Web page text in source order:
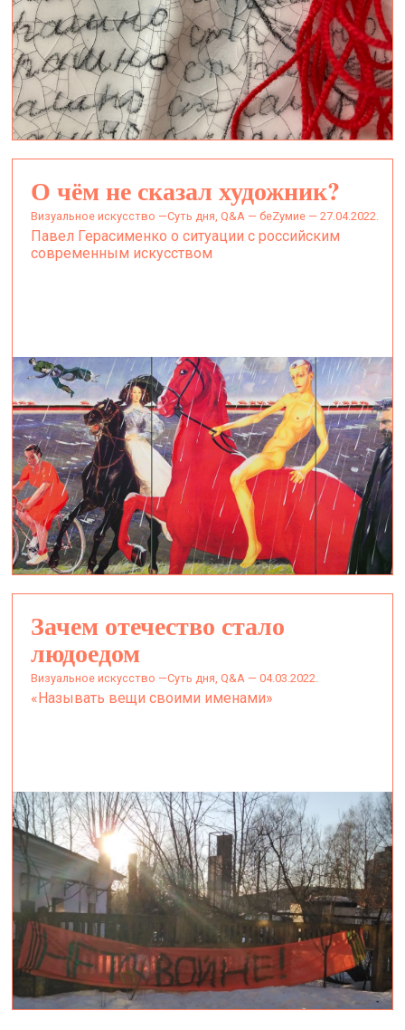
О чём не сказал художник?
визуальное искусство —Суть дня, Q&A — беZумие — 27.04.2022.
Павел Герасименко о ситуации с российским
современным искусством
Зачем отечество стало
людоедом
визуальное искусство —Суть дня, Q&A — 04.03.2022.
«Называть вещи своими именами»